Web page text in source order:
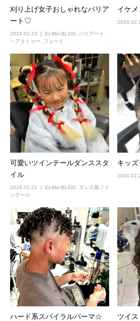
刈り上げ女子おしゃれなバリア
ート♡
2024.02.23 Et,Moi BLOG
バリアート・
ヘアタトゥー
フェード
イケ
可愛いツインテールダンススタ
イル
2024.02.21 Et,Moi BLOG
ダンス風ツイ
ンテール
キッ
ハード系スパイラルパーマ☆
ツイ